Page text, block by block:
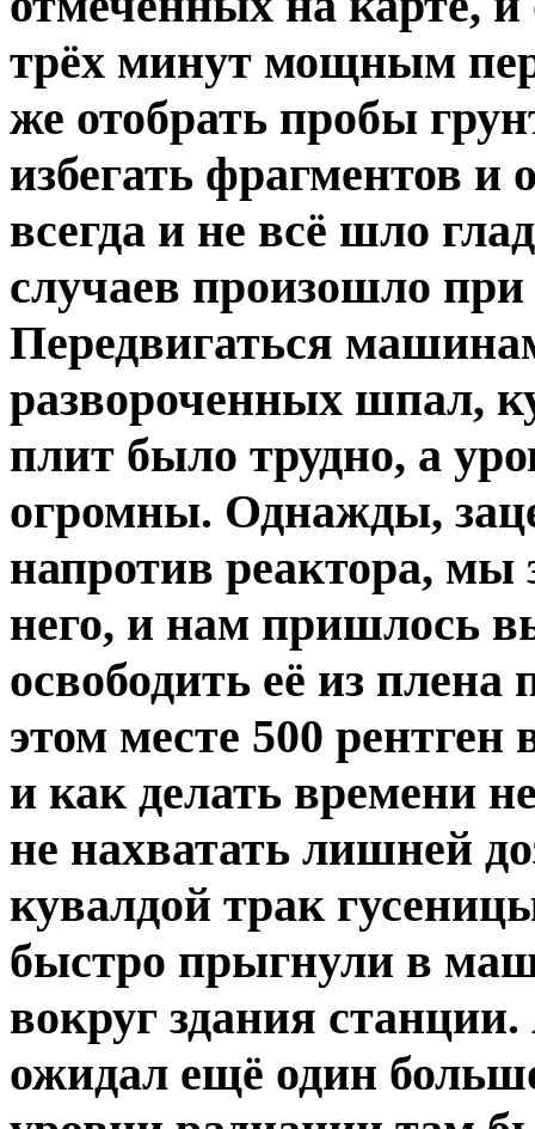
трёх минут мощным
же отобрать пробы
избегать фрагментов
всегда и не всё шло
случаев произошло
Передвигаться
развороченных шпал,
плит было трудно, а
огромны. Однажды,
напротив реактора, мы
него, и нам пришлось
освободить её из
этом месте 500
и как делать времени
не нахватать лишней
кувалдой трак
быстро прыгнули в
вокруг здания
ожидал ещё один